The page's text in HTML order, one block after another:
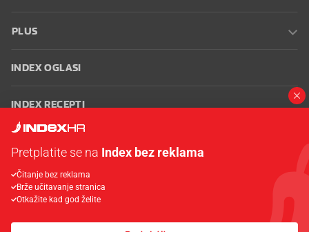
PLUS
INDEX OGLASI
INDEX RECEPTI
Oglašavanje Zaposli se na Indexu
korištenja
Postavke kolačića
Pretplatite se na Index bez reklama
Čitanje bez reklama
Brže učitavanje stranica
Otkažite kad god želite